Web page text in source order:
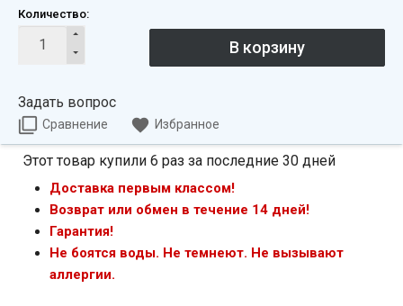
Количество:
Задать вопрос
Сравнение Избранное
Этот товар купили 6 раз за последние 30 дней
Доставка первым классом!
Возврат или обмен в течение 14 дней!
Гарантия!
Не боятся воды. Не темнеют. Не вызывают
аллергии.